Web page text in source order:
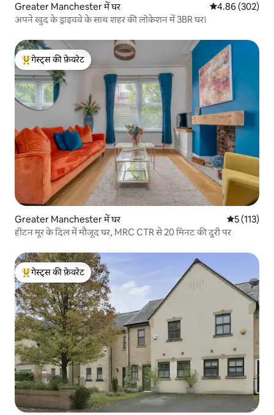
Greater Manchester में घर औसत रेटिंग 5 में से
4.86 (302)
अपने खुद के ड्राइववे के साथ शहर की लोकेशन में 3BR घर।
गेस्ट्स का टॉप फ़ेवरेट
गेस्ट्स की फ़ेवरेट
Greater Manchester में घर औसत रेटिंग 5
5 (113)
हीटन मूर के दिल में मौजूद घर, MRC CTR से 20 मिनट की दूरी पर
गेस्ट्स का टॉप फ़ेवरेट
गेस्ट्स की फ़ेवरेट